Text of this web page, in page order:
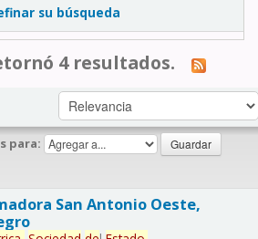
su búsqueda
4 resultados.
para:
San Antonio Oeste,